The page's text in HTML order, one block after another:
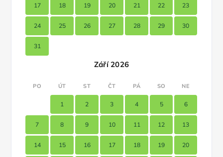
17 18 19 20 21 22 23
24 25 26 27 28 29 30
31
Září 2026
PO ÚT ST ČT PÁ SO NE
1 2 3 4 5 6
7 8 9 10 11 12 13
14 15 16 17 18 19 20